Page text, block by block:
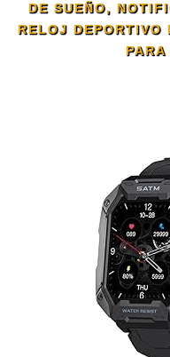
DE SUEÑO,
RELOJ DEPORTIVO
PARA